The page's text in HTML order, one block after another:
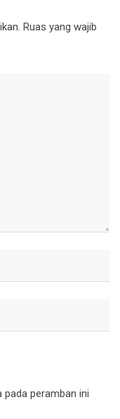
Ruas yang wajib
pada peramban ini